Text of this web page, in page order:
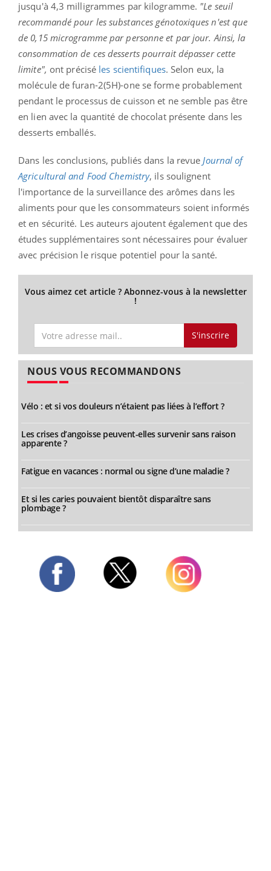
jusqu'à 4,3 milligrammes par kilogramme. "Le seuil
recommandé pour les substances génotoxiques n'est que
de 0,15 microgramme par personne et par jour. Ainsi, la
consommation de ces desserts pourrait dépasser cette
limite", ont précisé les scientifiques. Selon eux, la
molécule de furan-2(5H)-one se forme probablement
pendant le processus de cuisson et ne semble pas être
en lien avec la quantité de chocolat présente dans les
desserts emballés.
Dans les conclusions, publiés dans la revue Journal of
Agricultural and Food Chemistry, ils soulignent
l'importance de la surveillance des arômes dans les
aliments pour que les consommateurs soient informés
et en sécurité. Les auteurs ajoutent également que des
études supplémentaires sont nécessaires pour évaluer
avec précision le risque potentiel pour la santé.
Vous aimez cet article ? Abonnez-vous à la newsletter
!
S'inscrire
NOUS VOUS RECOMMANDONS
Vélo : et si vos douleurs n’étaient pas liées à l’effort ?
Les crises d’angoisse peuvent-elles survenir sans raison
apparente ?
Fatigue en vacances : normal ou signe d’une maladie ?
Et si les caries pouvaient bientôt disparaître sans
plombage ?